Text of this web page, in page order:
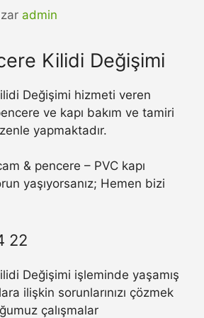
admin
Kilidi Değişimi
Değişimi hizmeti veren
ve kapı bakım ve tamiri
yapmaktadır.
& pencere – PVC kapı
yaşıyorsanız; Hemen bizi
22
Değişimi işleminde yaşamış
ilişkin sorunlarınızı çözmek
çalışmalar